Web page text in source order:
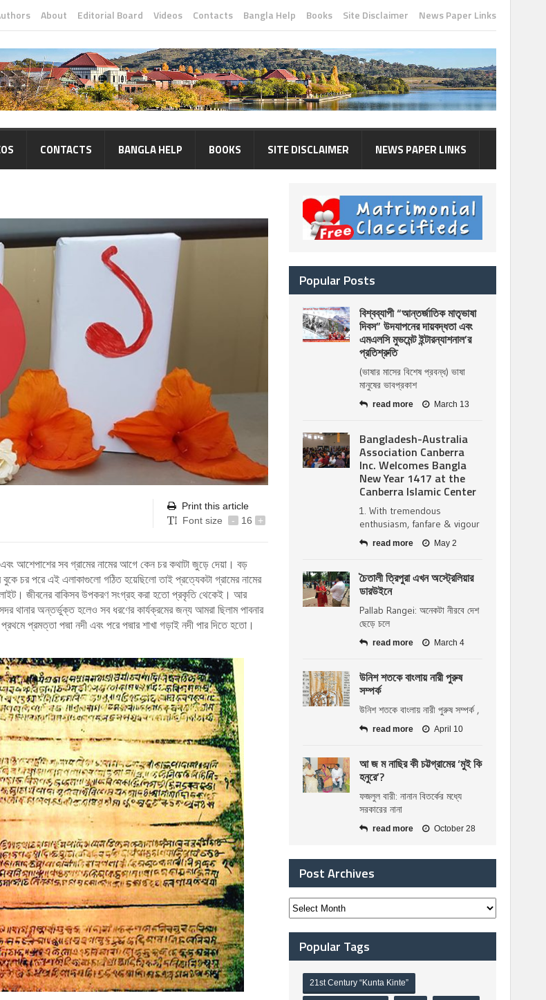
About Editorial Board Videos Contacts Bangla Help Books Site Disclaimer News Paper Links
CONTACTS BANGLA HELP BOOKS SITE DISCLAIMER NEWS PAPER LINKS
Print this article
Font size
- 16 +
আশেপাশের সব গ্রামের নামের আগে কেন চর কথাটা জুড়ে দেয়া। বড়
চর পরে এই এলাকাগুলো গঠিত হয়েছিলো তাই প্রত্যেকটা গ্রামের নামের
লাইট। জীবনের বাকিসব উপকরণ সংগ্রহ করা হতো প্রকৃতি থেকেই। আর
থানার অন্তর্ভুক্ত হলেও সব ধরণের কার্যক্রমের জন্য আমরা ছিলাম পাবনার
প্রমত্তা পদ্মা নদী এবং পরে পদ্মার শাখা গড়াই নদী পার দিতে হতো।
Popular Posts
বিশ্বব্যাপী “আন্তর্জাতিক মাতৃভাষা
দিবস” উদযাপনের দায়বদ্ধতা এবং
এমএলসি মুভমেন্ট ইন্টারন্যাশনাল’র
প্রতিশ্রুতি
(ভাষার মাসের বিশেষ প্রবন্ধ) ভাষা
মানুষের ভাবপ্রকাশ
read more March 13
Bangladesh-Australia
Association Canberra
Inc. Welcomes Bangla
New Year 1417 at the
Canberra Islamic Center
1. With tremendous
enthusiasm, fanfare & vigour
read more May 2
চৈতালী ত্রিপুরা এখন অস্ট্রেলিয়ার
ডারউইনে
Pallab Rangei: অনেকটা নীরবে দেশ
ছেড়ে চলে
read more March 4
উনিশ শতকে বাংলায় নারী পুরুষ
সম্পর্ক
উনিশ শতকে বাংলায় নারী পুরুষ সম্পর্ক ,
read more April 10
আ জ ম নাছির কী চট্টগ্রামের ‘মুই কি
হনুরে’?
ফজলুল বারী: নানান বিতর্কের মধ্যে
সরকারের নানা
read more October 28
Post Archives
Popular Tags
21st Century “Kunta Kinte”